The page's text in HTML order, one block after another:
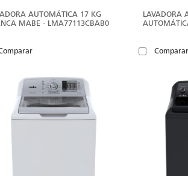
AUTOMÁTICA 17 KG
MABE - LMA77113CBAB0
LAVADORA
Comparar